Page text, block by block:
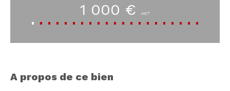
1 000 € HC*
a propos de ce bien